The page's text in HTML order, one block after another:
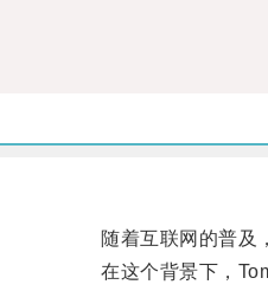
随着互联网的普及，
在这个背景下，Tom